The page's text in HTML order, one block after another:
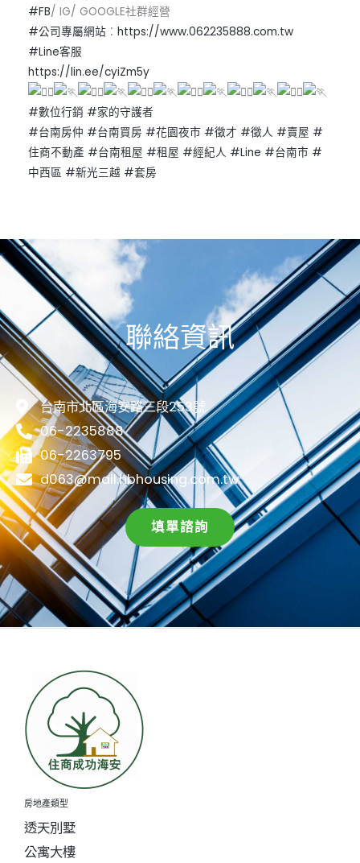
#FB/ IG/ GOOGLE社群經營
#公司專屬網站 ： https://www.062235888.com.tw
#Line客服
https://lin.ee/cyiZm5y
#數位行銷 #家的守護者
#台南房仲 #台南買房 #花園夜市 #徵才 #徵人 #賣屋 #
住商不動產 #台南租屋 #租屋 #經紀人 #Line #台南市 #
中西區 #新光三越 #套房
聯絡資訊
台南市北區海安路三段253號
06-2235888
06-2263795
d063@mail.hbhousing.com.tw
填單諮詢
房地產類型
透天別墅
公寓大樓